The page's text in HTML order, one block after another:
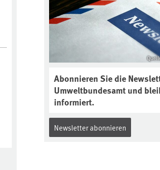
Abonnieren Sie die
Umweltbundesamt und
informiert.
Newsletter abonnieren